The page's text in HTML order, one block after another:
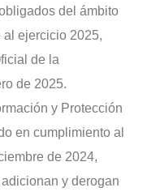
del ámbito
ejercicio 2025,
de la
de 2025.
y Protección
en cumplimiento al
de 2024,
y derogan